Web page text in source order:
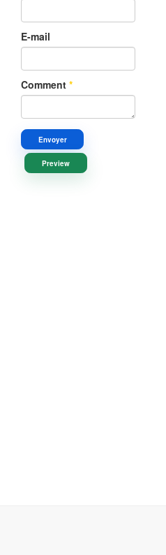
E-mail
Comment *
Envoyer
Preview